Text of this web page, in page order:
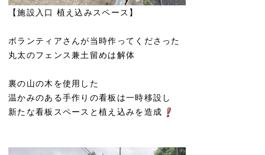
【施設入口 植え込みスペース】
ボランティアさんが当時作ってくださった
丸太のフェンス兼土留めは解体
裏の山の木を使用した
温かみのある手作りの看板は一時移設し
新たな看板スペースと植え込みを造成